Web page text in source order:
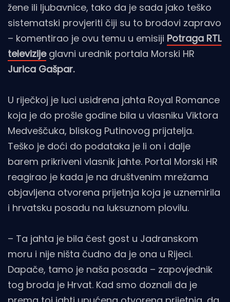
žene ili ljubavnice, tako da je sada jako teško
sistematski provjeriti čiji su to brodovi zapravo
– komentirao je ovu temu u emisiji Potraga RTL
televizijeglavni urednik portala Morski HR
Jurica Gašpar.
U riječkoj je luci usidrena jahta Royal Romance
koja je do prošle godine bila u vlasniku Viktora
Medveščuka, bliskog Putinovog prijatelja.
Teško je doći do podataka je li on i dalje
barem prikriveni vlasnik jahte. Portal Morski HR
reagirao je kada je na društvenim mrežama
objavljena otvorena prijetnja koja je uznemirila
i hrvatsku posadu na luksuznom plovilu.
– Ta jahta je bila čest gost u Jadranskom
moru i nije ništa čudno da je ona u Rijeci.
Dapače, tamo je naša posada – zapovjednik
tog broda je Hrvat. Kad smo doznali da je